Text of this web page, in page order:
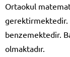
Ortaokul
gerektirmektedir.
benzemektedir.
olmaktadır.